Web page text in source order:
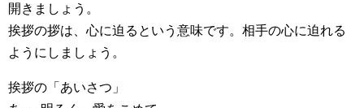
開きましょう。
挨拶の拶は、心に迫るという意味です。相手の心に迫れる
ようにしましょう。
挨拶の「あいさつ」